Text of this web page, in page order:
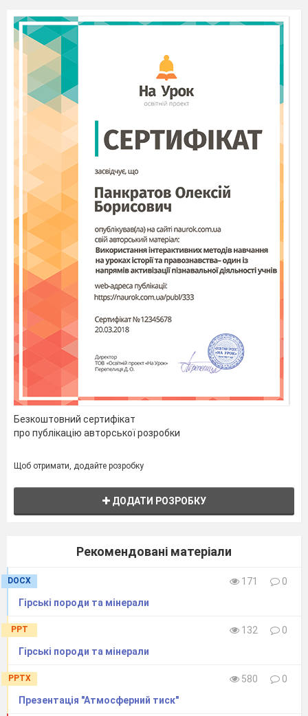
Б температури повітря
В
атмосферного тиску
напрямку вітру
13. Доберіть назву до малюнка, який
зображений нижче
А
утворення
опадів
атмосферного
тиску з висотою
зміна температури повітря з висотою
види атмосферних опадів
14. Перехід води з газоподібного стану в
рідкий – це…
А
конденсація
Б атмосферний тиск
сублімація
Г випаровування
визначте річну кількість опадів.
Безкоштовний сертифікат
про публікацію авторської розробки
Щоб отримати, додайте розробку
ДОДАТИ РОЗРОБКУ
Рекомендовані матеріали
DOCX 171
0
Гірські породи та мінерали
PPT 132
0
Гірські породи та мінерали
PPTX 580
0
Презентація "Атмосферний тиск"